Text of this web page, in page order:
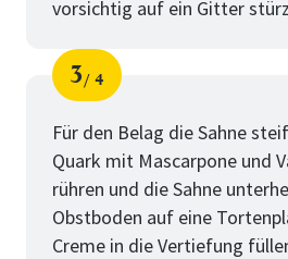
vorsichtig auf ein Gitter
Schritt
3
von
4
Für den Belag die Sahne
Quark mit Mascarpone und
rühren und die Sahne
Obstboden auf eine
Creme in die Vertiefung